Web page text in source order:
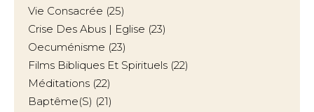
Vie Consacrée (25)
Crise Des Abus | Eglise (23)
Oecuménisme (23)
Films Bibliques Et Spirituels (22)
Méditations (22)
Baptême(s) (21)